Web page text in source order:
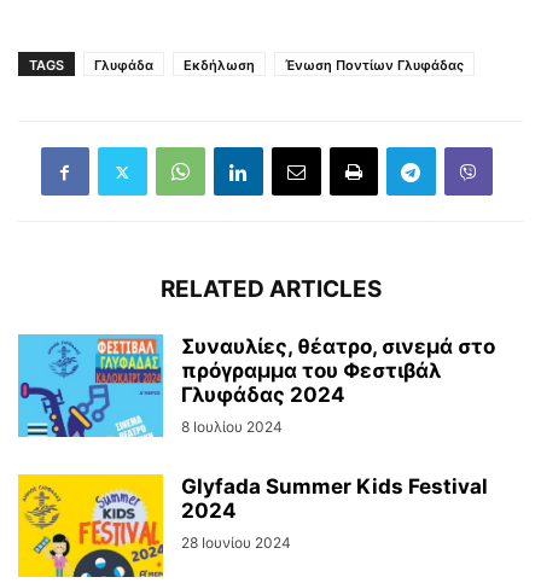
TAGS Γλυφάδα Εκδήλωση Ένωση Ποντίων Γλυφάδας
RELATED ARTICLES
Συναυλίες, θέατρο, σινεμά στο
πρόγραμμα του Φεστιβάλ
Γλυφάδας 2024
8 Ιουλίου 2024
Glyfada Summer Kids Festival
2024
28 Ιουνίου 2024